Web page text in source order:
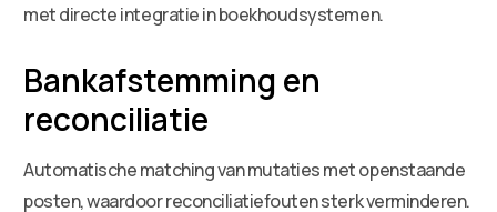
met directe integratie in boekhoudsystemen.
Bankafstemming en
reconciliatie
Automatische matching van mutaties met openstaande
posten, waardoor reconciliatiefouten sterk verminderen.